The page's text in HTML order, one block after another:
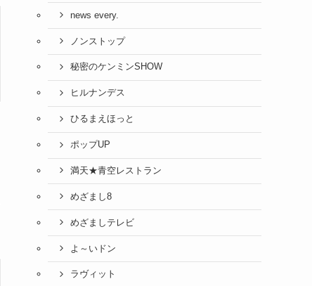
news every.
ノンストップ
秘密のケンミンSHOW
ヒルナンデス
ひるまえほっと
ポップUP
満天★青空レストラン
めざまし8
めざましテレビ
よ～いドン
ラヴィット